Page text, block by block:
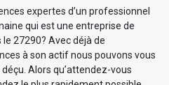
expertes d’un professionnel
qui est une entreprise de
27290? Avec déjà de
à son actif nous pouvons vous
Alors qu’attendez-vous